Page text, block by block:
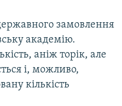
замовлення
академію.
аніж торік, але
і, можливо,
кількість